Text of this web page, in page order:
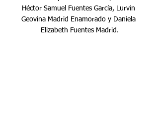
Héctor Samuel Fuentes García, Lurvin
Geovina Madrid Enamorado y Daniela
Elizabeth Fuentes Madrid.